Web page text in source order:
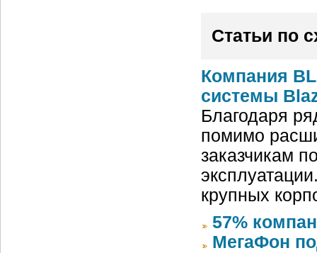
Статьи по
Компания
системы
Благодаря
помимо
заказчикам
крупных
57%
МегаФон